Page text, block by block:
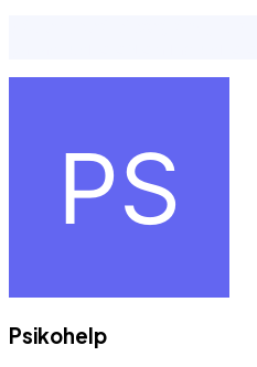
Psikohelp